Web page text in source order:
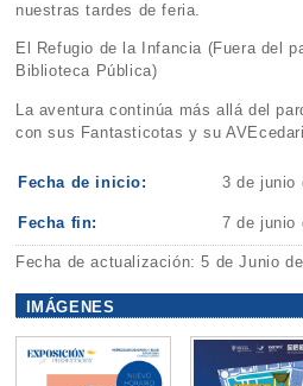
nuestras tardes de feria.
El Refugio de la Infancia (Fuera del
Biblioteca Pública)
La aventura continúa más allá del
con sus Fantasticotas y su
Fecha de inicio: 3 de junio
Fecha fin: 7 de junio
Fecha de actualización: 5 de Junio
IMÁGENES